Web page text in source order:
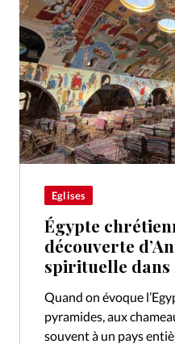
Eglises
Égypte
découverte
spirituelle dans
Quand on évoque
pyramides, aux
souvent à un pays